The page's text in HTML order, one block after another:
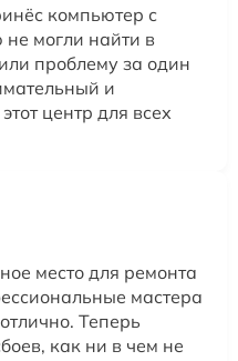
компьютер с
могли найти в
проблему за один
и
центр для всех
место для ремонта
мастера
Теперь
как ни в чем не